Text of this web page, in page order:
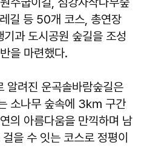
길 등 50개 코스, 총연장
과 도시공원 숲길을 조성
을 마련했다.
알려진 운곡솔바람숲길은
소나무 숲속에 3㎞ 구간
의 아름다움을 만끽하며 남
을 수 잇는 코스로 정평이